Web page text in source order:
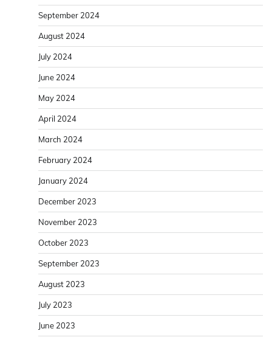
September 2024
August 2024
July 2024
June 2024
May 2024
April 2024
March 2024
February 2024
January 2024
December 2023
November 2023
October 2023
September 2023
August 2023
July 2023
June 2023